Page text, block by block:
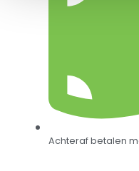
Achteraf betalen